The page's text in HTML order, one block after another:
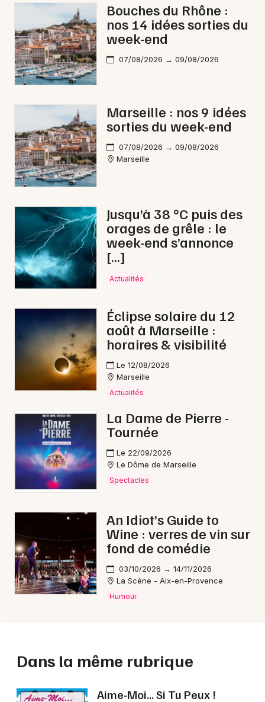
Bouches du Rhône :
nos 14 idées sorties du
week-end
07/08/2026 → 09/08/2026
Marseille : nos 9 idées
sorties du week-end
07/08/2026 → 09/08/2026
Marseille
Jusqu’à 38 °C puis des
orages de grêle : le
week-end s’annonce
[…]
Actualités
Éclipse solaire du 12
août à Marseille :
horaires & visibilité
Le 12/08/2026
Marseille
Actualités
La Dame de Pierre -
Tournée
Le 22/09/2026
Le Dôme de Marseille
Spectacles
An Idiot’s Guide to
Wine : verres de vin sur
fond de comédie
03/10/2026 → 14/11/2026
La Scène - Aix-en-Provence
Humour
Dans la même rubrique
Aime-Moi... Si Tu Peux !